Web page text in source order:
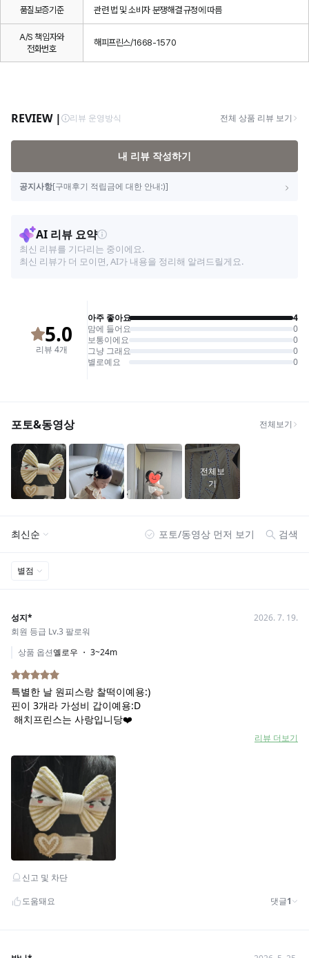
품질보증기준 관련 법 및 소비자 분쟁해결 규정에 따름
A/S 책임자와
전화번호
해피프린스/1668-1570